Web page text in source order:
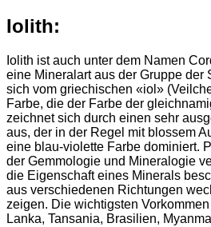
Iolith:
Iolith ist auch unter dem Namen
eine Mineralart aus der Gruppe der
sich vom griechischen «iol»
Farbe, die der Farbe der
zeichnet sich durch einen sehr
aus, der in der Regel mit blossem
eine blau-violette Farbe dominiert.
der Gemmologie und Mineralogie
die Eigenschaft eines Minerals
aus verschiedenen Richtungen
zeigen. Die wichtigsten
Lanka, Tansania, Brasilien,